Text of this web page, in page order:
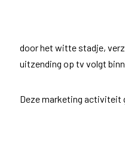
door het witte stadje,
uitzending op tv volgt
Deze marketing activiteit